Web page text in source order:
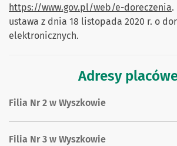
https://www.gov.pl/web/e-doreczenia.
ustawa z dnia 18 listopada 2020 r. o
elektronicznych.
Adresy
Filia Nr 2 w Wyszkowie
Filia Nr 3 w Wyszkowie